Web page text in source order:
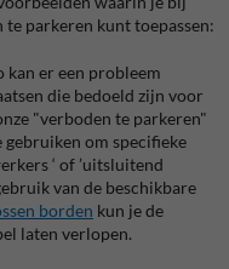
parkeren kunt toepassen:
kan er een probleem
die bedoeld zijn voor
"verboden te parkeren"
gebruiken om specifieke
‘ of ’uitsluitend
van de beschikbare
borden kun je de
laten verlopen.